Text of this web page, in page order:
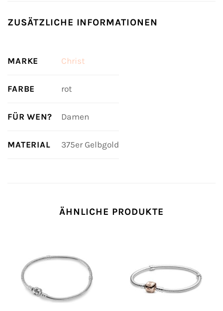
ZUSÄTZLICHE INFORMATIONEN
MARKE Christ
FARBE rot
FÜR WEN? Damen
MATERIAL 375er Gelbgold
ÄHNLICHE PRODUKTE